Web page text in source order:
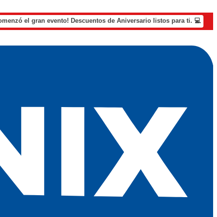
el gran evento! Descuentos de Aniversario listos para ti. 💻